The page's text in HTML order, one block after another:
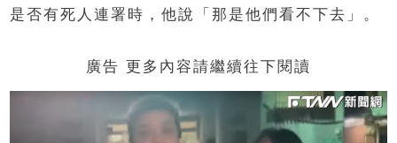
是否有死人連署時，他說「那是他們看不下去」。
廣告 更多內容請繼續往下閱讀